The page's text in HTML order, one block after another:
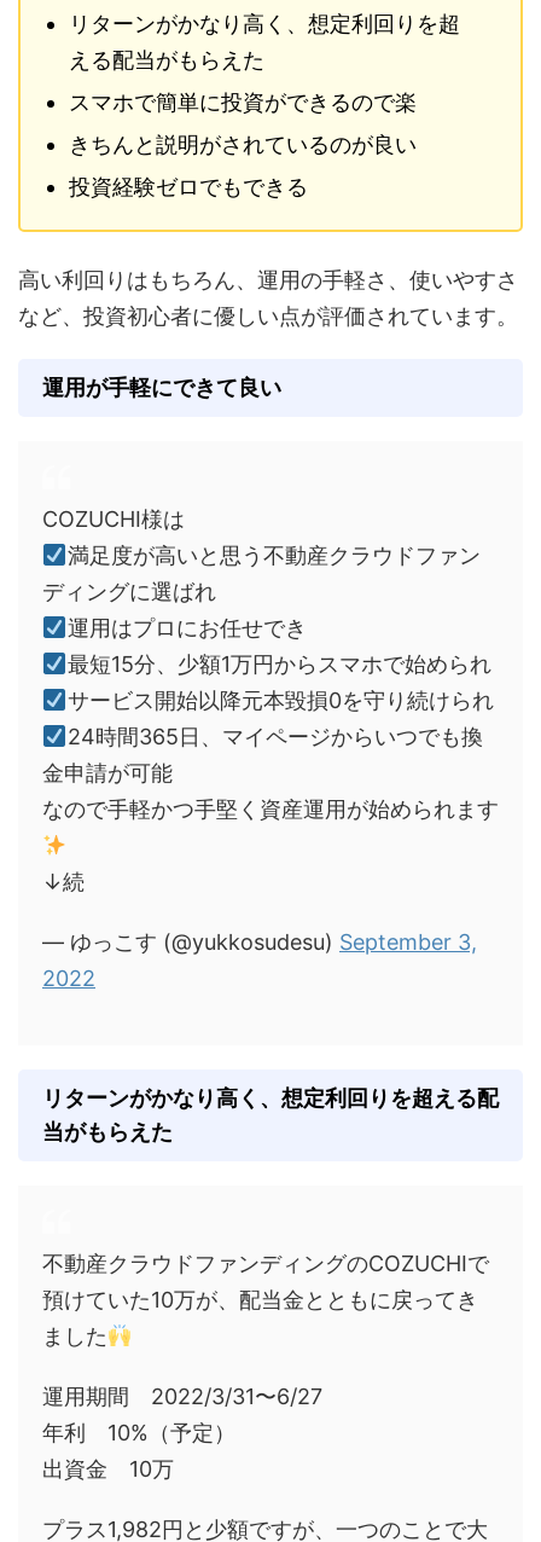
リターンがかなり高く、想定利回りを超
える配当がもらえた
スマホで簡単に投資ができるので楽
きちんと説明がされているのが良い
投資経験ゼロでもできる
高い利回りはもちろん、運用の手軽さ、使いやすさ
など、投資初心者に優しい点が評価されています。
運用が手軽にできて良い
COZUCHI様は
満足度が高いと思う不動産クラウドファン
ディングに選ばれ
運用はプロにお任せでき
最短15分、少額1万円からスマホで始められ
サービス開始以降元本毀損0を守り続けられ
24時間365日、マイページからいつでも換
金申請が可能
なので手軽かつ手堅く資産運用が始められます
↓続
— ゆっこす (@yukkosudesu) September 3,
2022
リターンがかなり高く、想定利回りを超える配
当がもらえた
不動産クラウドファンディングのCOZUCHIで
預けていた10万が、配当金とともに戻ってき
ました
運用期間 2022/3/31〜6/27
年利 10%（予定）
出資金 10万
プラス1,982円と少額ですが、一つのことで大